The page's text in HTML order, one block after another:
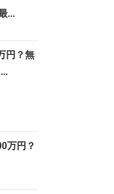
...
円？無
万円？